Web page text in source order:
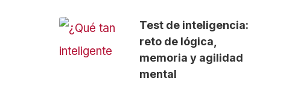
Test de inteligencia:
reto de lógica,
memoria y agilidad
mental